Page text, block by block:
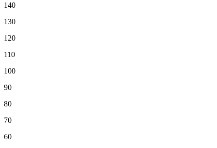
140
130
120
110
100
90
80
70
60